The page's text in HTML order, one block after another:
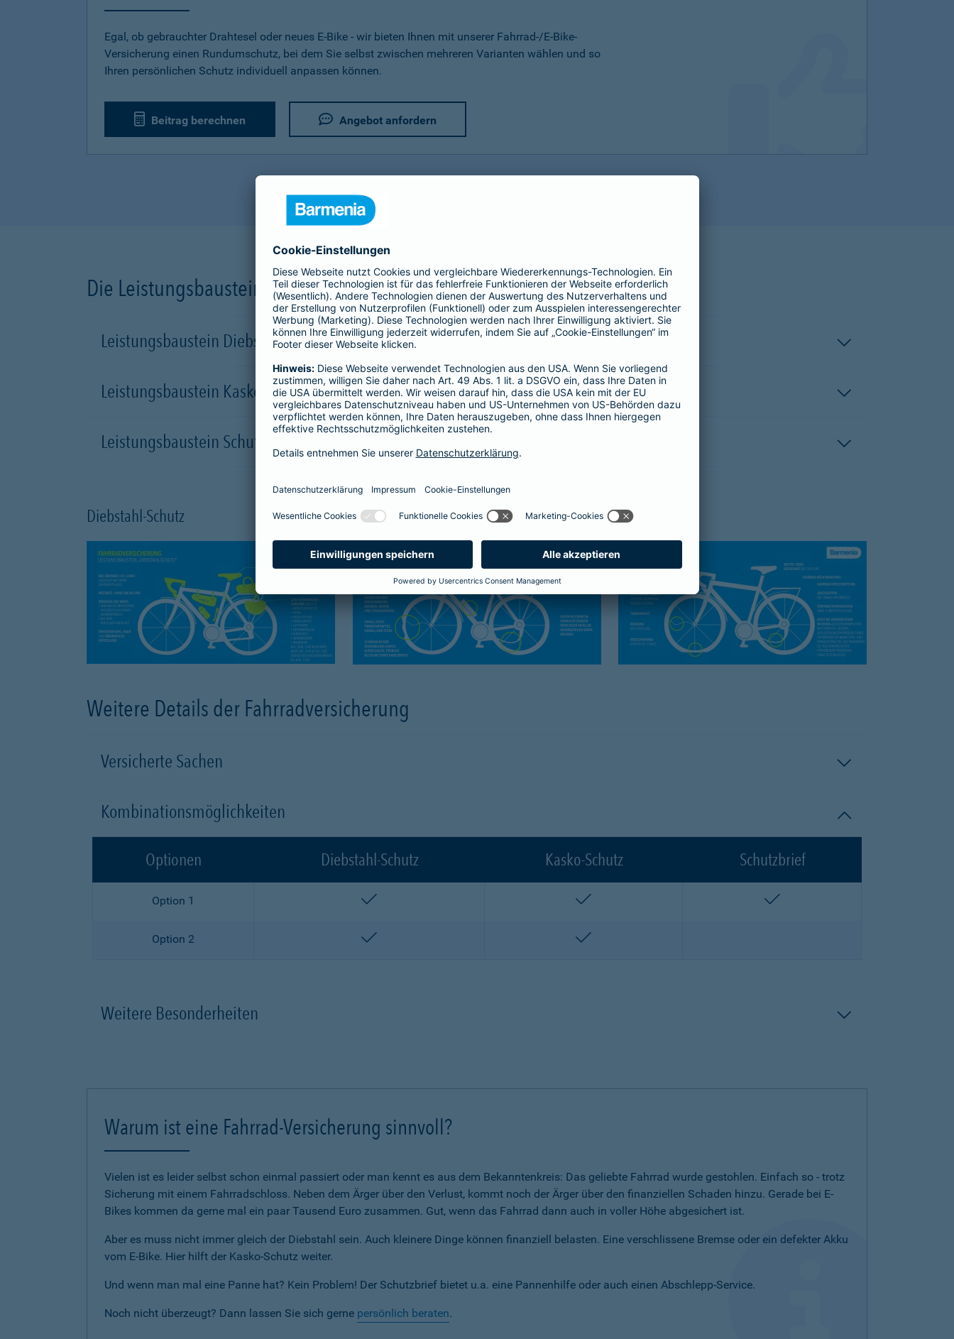
Egal, ob gebrauchter Drahtesel oder neues E-Bike - wir bieten Ihnen mit unserer Fahrrad-/E-Bike-
Versicherung einen Rundumschutz, bei dem Sie selbst zwischen mehreren Varianten wählen und so
Ihren persönlichen Schutz individuell anpassen können.
Beitrag berechnen Angebot anfordern
Die Leistungsbausteine unserer Fahrradversicherung im Detail
Leistungsbaustein Diebstahl-Schutz
Leistungsbaustein Kasko-Schutz
Leistungsbaustein Schutzbrief
Diebstahl-Schutz Kasko-Schutz Schutzbrief
Weitere Details der Fahrradversicherung
Versicherte Sachen
Kombinationsmöglichkeiten
Optionen Diebstahl-Schutz Kasko-Schutz Schutzbrief
Option 1 enthalten
Option 2
Weitere Besonderheiten
Warum ist eine Fahrrad-Versicherung sinnvoll?
Vielen ist es leider selbst schon einmal passiert oder man kennt es aus dem Bekanntenkreis: Das geliebte Fahrrad wurde gestohlen. Einfach so - trotz
Sicherung mit einem Fahrradschloss. Neben dem Ärger über den Verlust, kommt noch der Ärger über den finanziellen Schaden hinzu. Gerade bei E-
Bikes kommen da gerne mal ein paar Tausend Euro zusammen. Gut, wenn das Fahrrad dann auch in voller Höhe abgesichert ist.
Aber es muss nicht immer gleich der Diebstahl sein. Auch kleinere Dinge können finanziell belasten. Eine verschlissene Bremse oder ein defekter Akku
vom E-Bike. Hier hilft der Kasko-Schutz weiter.
Und wenn man mal eine Panne hat? Kein Problem! Der Schutzbrief bietet u.a. eine Pannenhilfe oder auch einen Abschlepp-Service.
Noch nicht überzeugt? Dann lassen Sie sich gerne persönlich beraten.